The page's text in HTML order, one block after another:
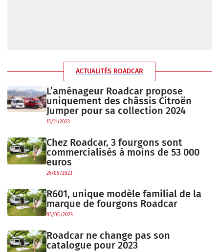
ACTUALITÉS ROADCAR
L’aménageur Roadcar propose
uniquement des châssis Citroën
Jumper pour sa collection 2024
15/11/2023
Chez Roadcar, 3 fourgons sont
commercialisés à moins de 53 000
euros
26/05/2023
R601, unique modèle familial de la
marque de fourgons Roadcar
05/05/2023
Roadcar ne change pas son
catalogue pour 2023